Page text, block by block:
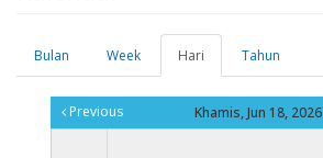
Tab-tab utama
Bulan Week Hari
aktif)
Tahun
Previous Khamis, Jun 18, 2026